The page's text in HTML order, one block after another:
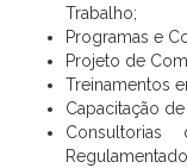
Trabalho;
Programas e
Projeto de
Treinamentos
Capacitação